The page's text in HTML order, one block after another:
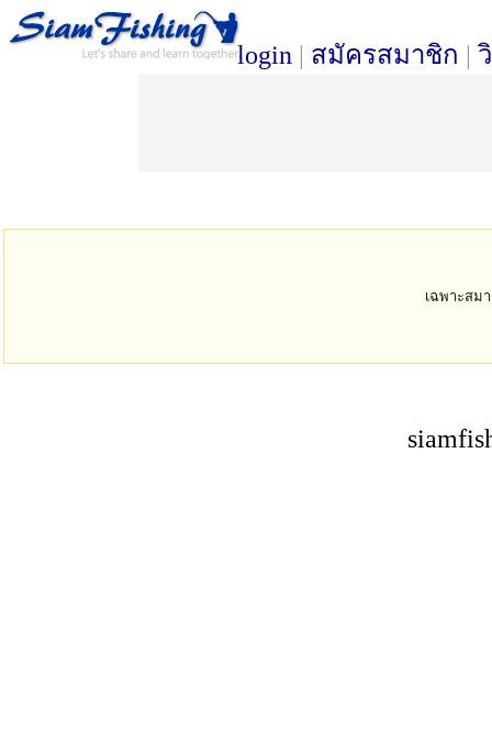
login | สมัครสมาชิก |
เฉพาะสม